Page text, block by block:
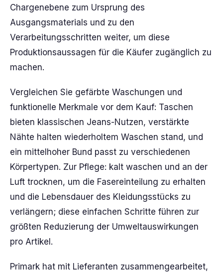
Chargenebene zum Ursprung des
Ausgangsmaterials und zu den
Verarbeitungsschritten weiter, um diese
Produktionsaussagen für die Käufer zugänglich zu
machen.
Vergleichen Sie gefärbte Waschungen und
funktionelle Merkmale vor dem Kauf: Taschen
bieten klassischen Jeans-Nutzen, verstärkte
Nähte halten wiederholtem Waschen stand, und
ein mittelhoher Bund passt zu verschiedenen
Körpertypen. Zur Pflege: kalt waschen und an der
Luft trocknen, um die Fasereinteilung zu erhalten
und die Lebensdauer des Kleidungsstücks zu
verlängern; diese einfachen Schritte führen zur
größten Reduzierung der Umweltauswirkungen
pro Artikel.
Primark hat mit Lieferanten zusammengearbeitet,